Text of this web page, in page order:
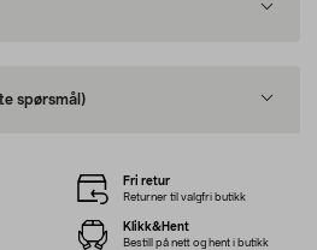
spørsmål)
Fri retur
Returner til valgfri butikk
Klikk&Hent
Bestill på nett og hent i butikk